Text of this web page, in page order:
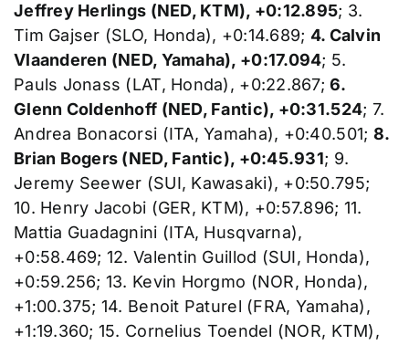
Jeffrey Herlings (NED, KTM), +0:12.895; 3.
Tim Gajser (SLO, Honda), +0:14.689; 4. Calvin
Vlaanderen (NED, Yamaha), +0:17.094; 5.
Pauls Jonass (LAT, Honda), +0:22.867;6.
Glenn Coldenhoff (NED, Fantic), +0:31.524; 7.
Andrea Bonacorsi (ITA, Yamaha), +0:40.501; 8.
Brian Bogers (NED, Fantic), +0:45.931; 9.
Jeremy Seewer (SUI, Kawasaki), +0:50.795;
10. Henry Jacobi (GER, KTM), +0:57.896; 11.
Mattia Guadagnini (ITA, Husqvarna),
+0:58.469; 12. Valentin Guillod (SUI, Honda),
+0:59.256; 13. Kevin Horgmo (NOR, Honda),
+1:00.375; 14. Benoit Paturel (FRA, Yamaha),
+1:19.360; 15. Cornelius Toendel (NOR, KTM),